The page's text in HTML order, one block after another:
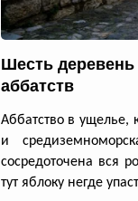
Шесть деревень
аббатств
Аббатство в ущелье,
и
сосредоточена вся
тут яблоку негде